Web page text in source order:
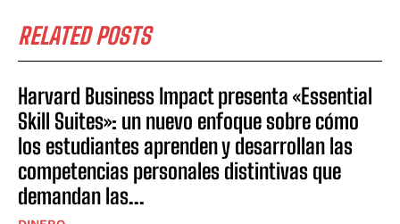
RELATED POSTS
Harvard Business Impact presenta «Essential
Skill Suites»: un nuevo enfoque sobre cómo
los estudiantes aprenden y desarrollan las
competencias personales distintivas que
demandan las...